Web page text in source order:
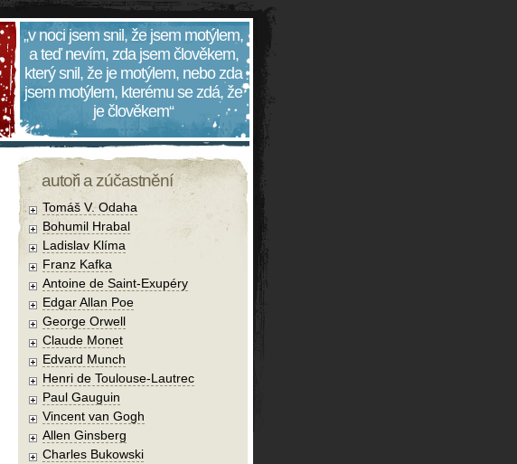
„v noci jsem snil, že jsem motýlem,
a teď nevím, zda jsem člověkem,
který snil, že je motýlem, nebo zda
jsem motýlem, kterému se zdá, že
je člověkem“
autoři a zúčastnění
Tomáš V. Odaha
Bohumil Hrabal
Ladislav Klíma
Franz Kafka
Antoine de Saint-Exupéry
Edgar Allan Poe
George Orwell
Claude Monet
Edvard Munch
Henri de Toulouse-Lautrec
Paul Gauguin
Vincent van Gogh
Allen Ginsberg
Charles Bukowski